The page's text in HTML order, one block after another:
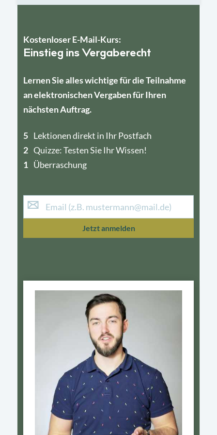
Kostenloser E-Mail-Kurs:
Einstieg ins Vergaberecht
Lernen Sie alles wichtige für die Teilnahme
an elektronischen Vergaben für Ihren
nächsten Auftrag.
5 Lektionen direkt in Ihr Postfach
2 Quizze: Testen Sie Ihr Wissen!
1 Überraschung
4
1
Jetzt anmelden